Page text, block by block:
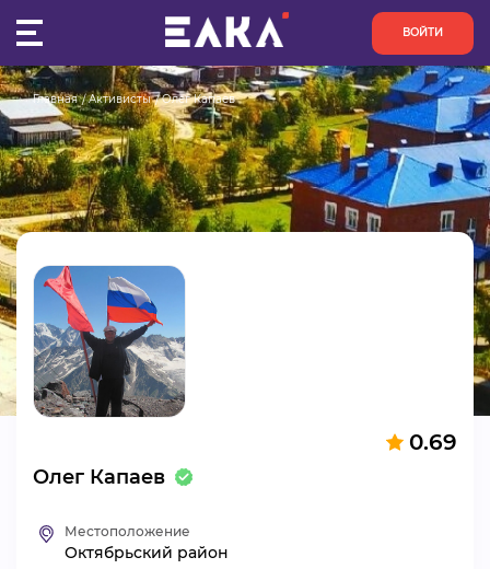
ВОЙТИ
ПУЛЬС
КОНКУРСЫ
ОРГАНИЗАЦИИ
АКТИВИСТЫ
ПРОЕКТЫ
АНАЛИТИКА
БАЗА ЗНАНИЙ
Главная Активисты Олег Капаев
0.69
Олег Капаев
Местоположение
Октябрьский район